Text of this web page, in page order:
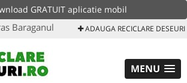
GRATUIT aplicatie mobil
Baraganul ADAUGA RECICLARE DESEURI
MENU